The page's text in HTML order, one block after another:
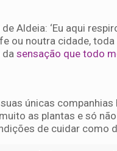
Aldeia: ‘Eu aqui
ou noutra cidade,
da sensação que todo
únicas
as plantas e só
de cuidar como